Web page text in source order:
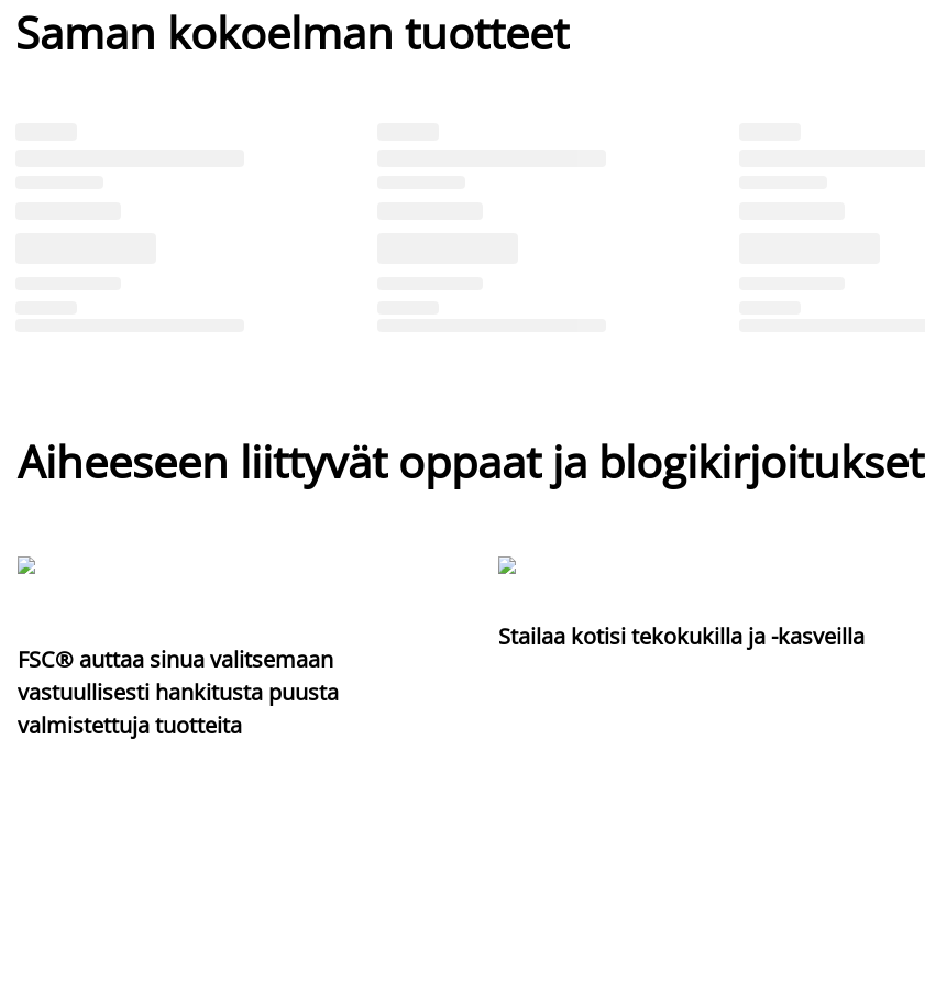
Saman kokoelman tuotteet
Aiheeseen liittyvät oppaat ja blogikirjoitukset
FSC® auttaa sinua valitsemaan
vastuullisesti hankitusta puusta
valmistettuja tuotteita
Stailaa kotisi tekokukilla ja -kasveilla